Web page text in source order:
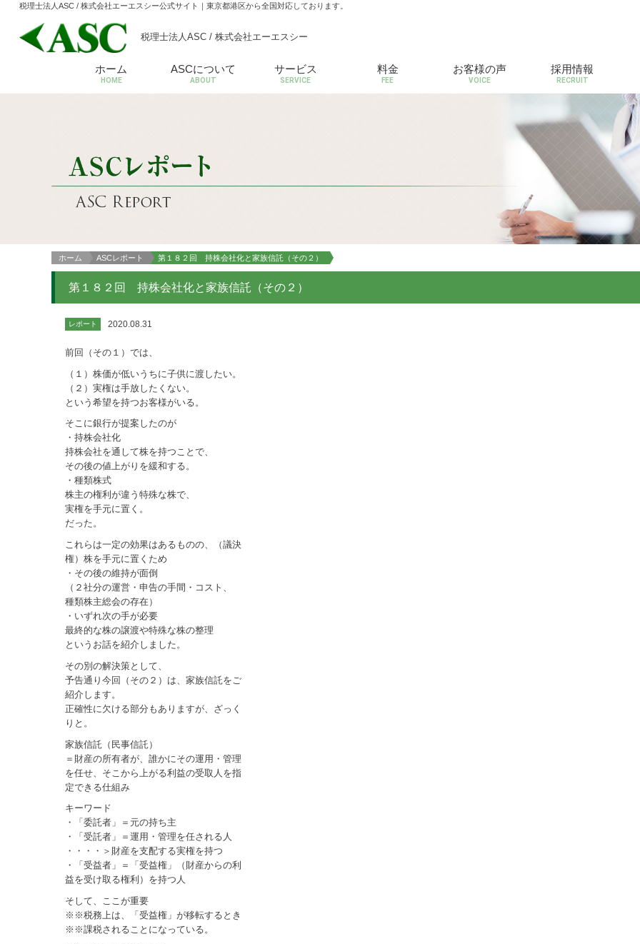
税理士法人ASC / 株式会社エーエスシー公式サイト ｜東京都港区から全国対応しております。
税理士法人ASC / 株式会社エーエスシー
ホーム
HOME
ASCについて
ABOUT
サービス
SERVICE
料金
FEE
お客様の声
VOICE
採用情報
RECRUIT
ホーム ASCレポート 第１８２回 持株会社化と家族信託（その２）
第１８２回 持株会社化と家族信託（その２）
レポート 2020.08.31
前回（その１）では、
（１）株価が低いうちに子供に渡したい。
（２）実権は手放したくない。
という希望を持つお客様がいる。
そこに銀行が提案したのが
・持株会社化
持株会社を通して株を持つことで、
その後の値上がりを緩和する。
・種類株式
株主の権利が違う特殊な株で、
実権を手元に置く。
だった。
これらは一定の効果はあるものの、（議決
権）株を手元に置くため
・その後の維持が面倒
（２社分の運営・申告の手間・コスト、
種類株主総会の存在）
・いずれ次の手が必要
最終的な株の譲渡や特殊な株の整理
というお話を紹介しました。
その別の解決策として、
予告通り今回（その２）は、家族信託をご
紹介します。
正確性に欠ける部分もありますが、ざっく
りと。
家族信託（民事信託）
＝財産の所有者が、誰かにその運用・管理
を任せ、そこから上がる利益の受取人を指
定できる仕組み
キーワード
・「委託者」＝元の持ち主
・「受託者」＝運用・管理を任される人
・・・・＞財産を支配する実権を持つ
・「受益者」＝「受益権」（財産からの利
益を受け取る権利）を持つ人
そして、ここが重要
※※税務上は、「受益権」が移転するとき
※※課税されることになっている。